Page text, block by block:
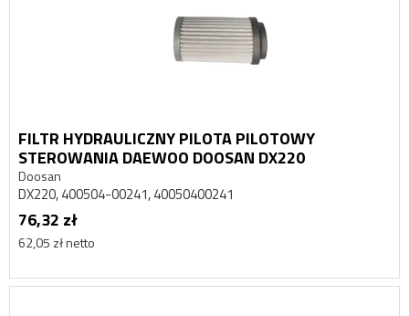
FILTR HYDRAULICZNY PILOTA PILOTOWY
STEROWANIA DAEWOO DOOSAN DX220
Doosan
DX220, 400504-00241, 40050400241
76,32 zł
62,05 zł netto